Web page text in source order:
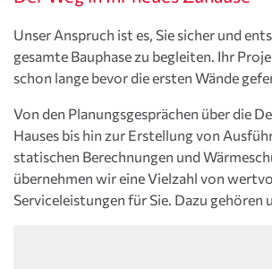
Hausausstattung in unserem
zu erleben und Ihre Fragen einem
Fachberater vor Ort zu stellen – und
persönlichen Eindrücken
sich Ihr Traumhaus vorstellen.
entspannt durch die
zu können und alle Eindrücke
wirken zu lassen.
Machen Sie Notizen oder
etwas an einem Musterhaus
gefällt oder bei der
aufkommen. Unsere
stehen Ihnen gerne mit Rat
Unser Anspruch ist es, Sie sicher und
gesamte Bauphase zu begleiten. Ihr
schon lange bevor die ersten Wände
Von den Planungsgesprächen über die
Hauses bis hin zur Erstellung von
statischen Berechnungen und
übernehmen wir eine Vielzahl von
Serviceleistungen für Sie. Dazu gehören